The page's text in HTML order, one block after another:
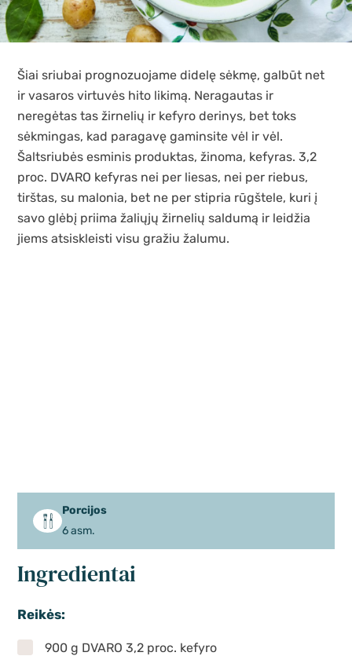
Šiai sriubai prognozuojame didelę sėkmę, galbūt net
ir vasaros virtuvės hito likimą. Neragautas ir
neregėtas tas žirnelių ir kefyro derinys, bet toks
sėkmingas, kad paragavę gaminsite vėl ir vėl.
Šaltsriubės esminis produktas, žinoma, kefyras. 3,2
proc. DVARO kefyras nei per liesas, nei per riebus,
tirštas, su malonia, bet ne per stipria rūgštele, kuri į
savo glėbį priima žaliųjų žirnelių saldumą ir leidžia
jiems atsiskleisti visu gražiu žalumu.
Porcijos
6 asm.
Ingredientai
Reikės:
900 g DVARO 3,2 proc. kefyro